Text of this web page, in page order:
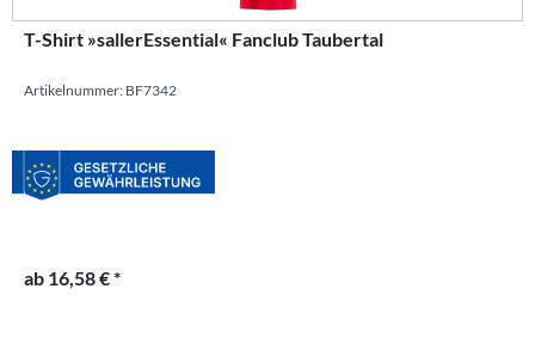
T-Shirt »sallerEssential« Fanclub Taubertal
Artikelnummer: BF7342
ab 16,58 € *